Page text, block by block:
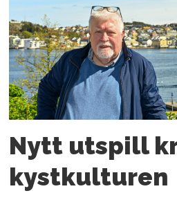
Nytt utspill
kystkulturen